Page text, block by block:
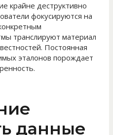
крайне деструктивно
фокусируются на
транслируют материал
Постоянная
эталонов порождает
данные